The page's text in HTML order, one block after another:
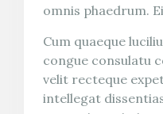
omnis phaedrum.
Cum quaeque
congue consulatu
velit recteque
intellegat